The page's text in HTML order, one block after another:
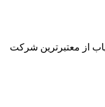
از معتبرترین شرکت